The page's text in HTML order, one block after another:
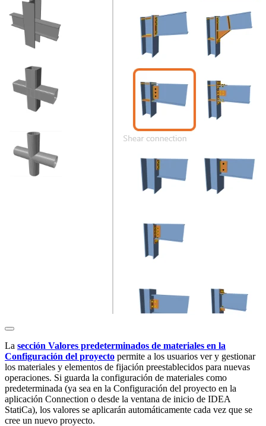
La sección Valores predeterminados de materiales en la
Configuración del proyecto permite a los usuarios ver y gestionar
los materiales y elementos de fijación preestablecidos para nuevas
operaciones. Si guarda la configuración de materiales como
predeterminada (ya sea en la Configuración del proyecto en la
aplicación Connection o desde la ventana de inicio de IDEA
StatiCa), los valores se aplicarán automáticamente cada vez que se
cree un nuevo proyecto.